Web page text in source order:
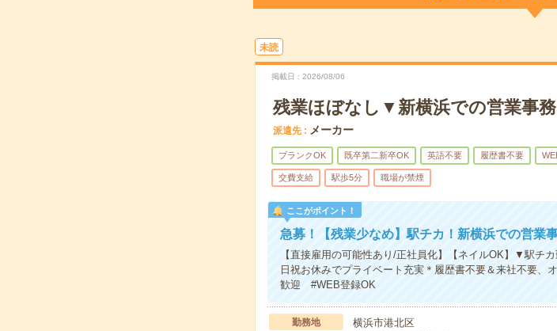
未読
掲載日 2026/08/06
残業ほぼなし▼新横浜での営業事務
派遣先 メーカー
ブランクOK 既卒第二新卒OK 英語不要 履歴書不要
交費支給 駅歩5分 職場が禁煙
ここがポイント！
急募！【残業少なめ】駅チカ！新横浜での営業
【直接雇用の可能性あり/正社員化】【ネイルOK】▼駅チ
日祝お休みでプライベート充実＊履歴書不要＆来社不要
歓迎 #WEB登録OK
勤務地
横浜市港北区